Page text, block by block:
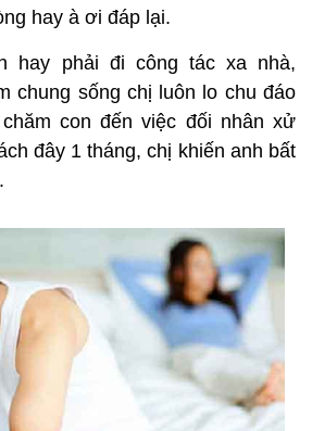
hay à ơi đáp lại.
hay phải đi công tác xa nhà,
chung sống chị luôn lo chu đáo
con đến việc đối nhân xử
đây 1 tháng, chị khiến anh bất